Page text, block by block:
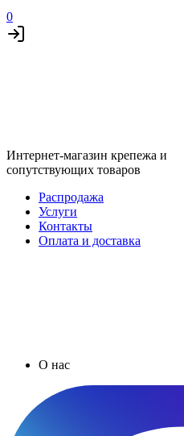
0
Интернет-магазин крепежа и
сопутствующих товаров
Распродажа
Услуги
Контакты
Оплата и доставка
О нас